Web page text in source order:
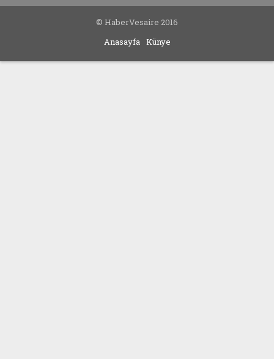
© HaberVesaire 2016
Anasayfa Künye